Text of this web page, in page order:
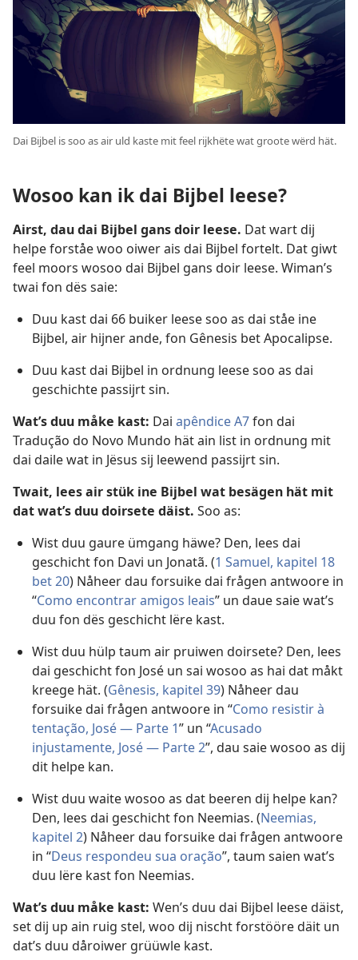
Dai Bijbel is soo as air uld kaste mit feel rijkhëte wat groote wërd hät.
Wosoo kan ik dai Bijbel leese?
Airst, dau dai Bijbel gans doir leese. Dat wart dij
helpe forståe woo oiwer ais dai Bijbel fortelt. Dat giwt
feel moors wosoo dai Bijbel gans doir leese. Wiman’s
twai fon dës saie:
Duu kast dai 66 buiker leese soo as dai ståe ine
Bijbel, air hijner ande, fon Gênesis bet Apocalipse.
Duu kast dai Bijbel in ordnung leese soo as dai
geschichte passijrt sin.
Wat’s duu måke kast: Dai apêndice A7fon dai
Tradução do Novo Mundo hät ain list in ordnung mit
dai daile wat in Jësus sij leewend passijrt sin.
Twait, lees air stük ine Bijbel wat besägen hät mit
dat wat’s duu doirsete däist. Soo as:
Wist duu gaure ümgang häwe? Den, lees dai
geschicht fon Davi un Jonatã. (1 Samuel, kapitel 18
bet 20) Nåheer dau forsuike dai frågen antwoore in
“Como encontrar amigos leais” un daue saie wat’s
duu fon dës geschicht lëre kast.
Wist duu hülp taum air pruiwen doirsete? Den, lees
dai geschicht fon José un sai wosoo as hai dat måkt
kreege hät. (Gênesis, kapitel 39) Nåheer dau
forsuike dai frågen antwoore in “Como resistir à
tentação, José — Parte 1” un “Acusado
injustamente, José — Parte 2”, dau saie wosoo as dij
dit helpe kan.
Wist duu waite wosoo as dat beeren dij helpe kan?
Den, lees dai geschicht fon Neemias. (Neemias,
kapitel 2) Nåheer dau forsuike dai frågen antwoore
in “Deus respondeu sua oração”, taum saien wat’s
duu lëre kast fon Neemias.
Wat’s duu måke kast: Wen’s duu dai Bijbel leese däist,
set dij up ain ruig stel, woo dij nischt forstööre däit un
dat’s duu dåroiwer grüüwle kast.